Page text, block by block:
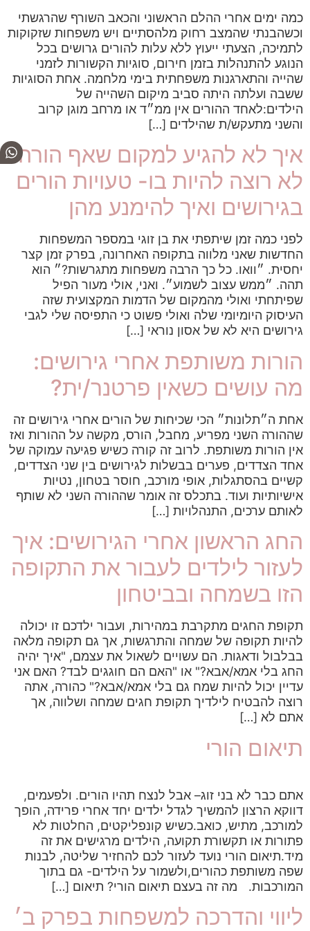
כמה ימים אחרי ההלם הראשוני והכאב השורף שהרגשתי
וכשהבנתי שהמצב רחוק מלהסתיים ויש משפחות שזקוקות
לתמיכה, הצעתי ייעוץ ללא עלות להורים גרושים בכל
הנוגע להתנהלות בזמן חירום, סוגיות הקשורות לזמני
שהייה והתארגנות משפחתית בימי מלחמה. אחת הסוגיות
ששבה ועלתה היתה סביב מיקום השהייה של
הילדים:לאחד ההורים אין ממ״ד או מרחב מוגן קרוב
והשני מתעקש/ת שהילדים […]
איך לא להגיע למקום שאף הורה
לא רוצה להיות בו- טעויות הורים
בגירושים ואיך להימנע מהן
לפני כמה זמן שיתפתי את בן זוגי במספר המשפחות
החדשות שאני מלווה בתקופה האחרונה, בפרק זמן קצר
יחסית. ״וואו. כל כך הרבה משפחות מתגרשות?״ הוא
תהה. ״ממש עצוב לשמוע״. ואני, אולי מעור הפיל
שפיתחתי ואולי מהמקום של הדמות המקצועית שזה
העיסוק היומיומי שלה ואולי פשוט כי התפיסה שלי לגבי
גירושים היא לא של אסון נוראי […]
הורות משותפת אחרי גירושים:
מה עושים כשאין פרטנר/ית?
אחת ה״תלונות״ הכי שכיחות של הורים אחרי גירושים זה
שההורה השני מפריע, מחבל, הורס, מקשה על ההורות ואז
אין הורות משותפת. לרוב זה קורה כשיש פגיעה עמוקה של
אחד הצדדים, פערים בבשלות לגירושים בין שני הצדדים,
קשיים בהסתגלות, אופי מורכב, חוסר בטחון, נטיות
אישיותיות ועוד. בתכלס זה אומר שההורה השני לא שותף
לאותם ערכים, התנהלויות […]
החג הראשון אחרי הגירושים: איך
לעזור לילדים לעבור את התקופה
הזו בשמחה ובביטחון
תקופת החגים מתקרבת במהירות, ועבור ילדכם זו יכולה
להיות תקופה של שמחה והתרגשות, אך גם תקופה מלאה
בבלבול ודאגות. הם עשויים לשאול את עצמם, "איך יהיה
החג בלי אמא/אבא?" או "האם הם חוגגים לבד? האם אני
עדיין יכול להיות שמח גם בלי אמא/אבא?" כהורה, אתה
רוצה להבטיח לילדיך תקופת חגים שמחה ושלווה, אך
אתם לא […]
תיאום הורי
אתם כבר לא בני זוג– אבל לנצח תהיו הורים. ולפעמים,
דווקא הרצון להמשיך לגדל ילדים יחד אחרי פרידה, הופך
למורכב, מתיש, כואב.כשיש קונפליקטים, החלטות לא
פתורות או תקשורת תקועה, הילדים מרגישים את זה
מיד.תיאום הורי נועד לעזור לכם להחזיר שליטה, לבנות
שפה משותפת כהורים,ולשמור על הילדים- גם בתוך
המורכבות. מה זה בעצם תיאום הורי? תיאום […]
ליווי והדרכה למשפחות בפרק ב׳